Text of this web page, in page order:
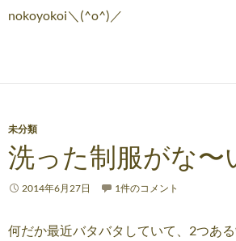
nokoyokoi＼(^o^)／
未分類
洗った制服がな〜
2014年6月27日 1件のコメント
何だか最近バタバタしていて、2つあ